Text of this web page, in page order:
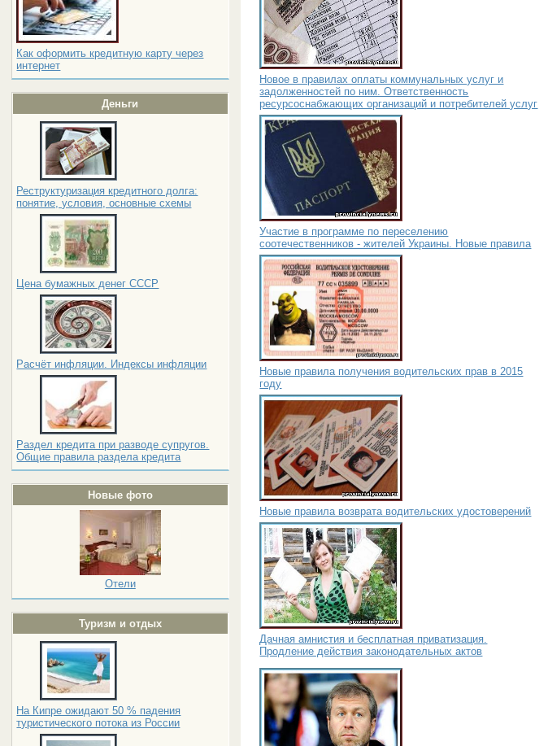
Как оформить кредитную карту через
интернет
Деньги
Реструктуризация кредитного долга:
понятие, условия, основные схемы
Цена бумажных денег СССР
Расчёт инфляции. Индексы инфляции
Раздел кредита при разводе супругов.
Общие правила раздела кредита
Новые фото
Отели
Туризм и отдых
На Кипре ожидают 50 % падения
туристического потока из России
Новое в правилах оплаты коммунальных услуг и
задолженностей по ним. Ответственность
ресурсоснабжающих организаций и потребителей услуг
Участие в программе по переселению
соотечественников - жителей Украины. Новые правила
Новые правила получения водительских прав в 2015
году
Новые правила возврата водительских удостоверений
Дачная амнистия и бесплатная приватизация.
Продление действия законодательных актов